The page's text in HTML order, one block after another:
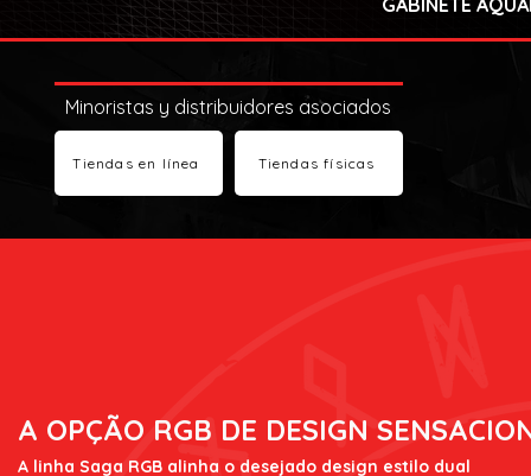
GABINETE
Minoristas y distribuidores asociados
Tiendas en línea Tiendas físicas
A OPÇÃO RGB DE DESIGN
A linha Saga RGB alinha o desejado design estilo dual